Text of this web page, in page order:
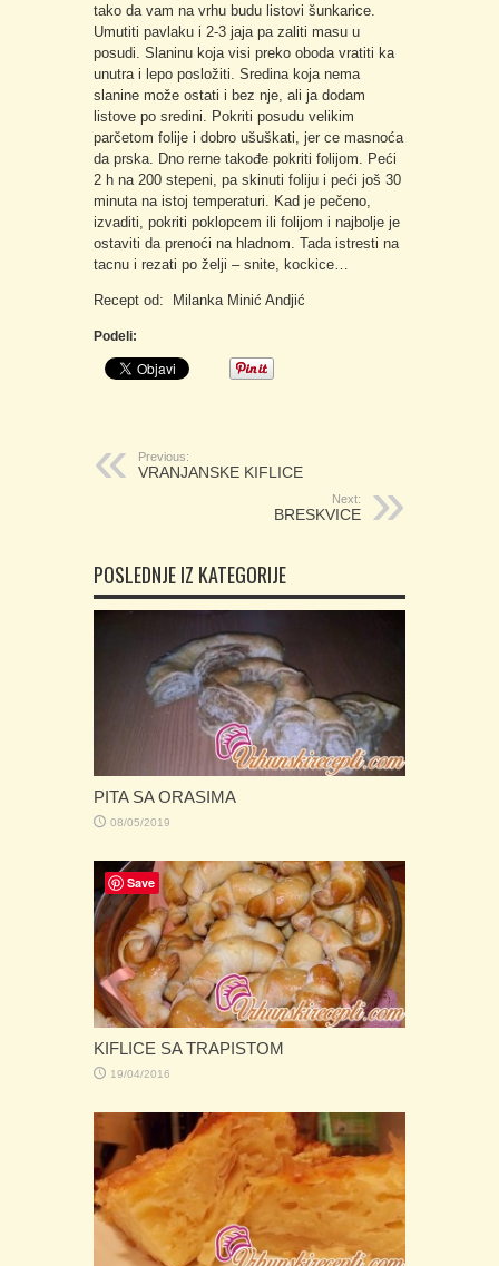
tako da vam na vrhu budu listovi šunkarice.
Umutiti pavlaku i 2-3 jaja pa zaliti masu u
posudi. Slaninu koja visi preko oboda vratiti ka
unutra i lepo posložiti. Sredina koja nema
slanine može ostati i bez nje, ali ja dodam
listove po sredini. Pokriti posudu velikim
parčetom folije i dobro ušuškati, jer ce masnoća
da prska. Dno rerne takođe pokriti folijom. Peći
2 h na 200 stepeni, pa skinuti foliju i peći još 30
minuta na istoj temperaturi. Kad je pečeno,
izvaditi, pokriti poklopcem ili folijom i najbolje je
ostaviti da prenoći na hladnom. Tada istresti na
tacnu i rezati po želji – snite, kockice…
Recept od: Milanka Minić Andjić
Podeli:
Previous:
VRANJANSKE KIFLICE
Next:
BRESKVICE
POSLEDNJE IZ KATEGORIJE
PITA SA ORASIMA
08/05/2019
KIFLICE SA TRAPISTOM
19/04/2016
Save